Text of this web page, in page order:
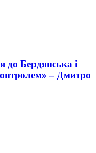
до Бердянська і
– Дмитро